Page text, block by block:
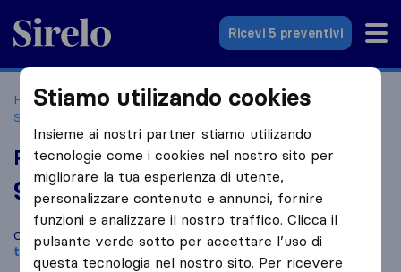
Sirelo.it
Ricevi 5 preventivi
Home Le 10 migliori aziende di traslochi in Italia
Sopra
Pesenti Trasporti & Logistica
9,0 basato su 73
recensioni di Sirelo e Google
i
Confronta Pesenti Trasporti & Logistica con altre aziende di
traslochidiOsio Sopra
Stiamo utilizando cookies
Insieme ai nostri partner stiamo utilizando
tecnologie come i cookies nel nostro sito per
migliorare la tua esperienza di utente,
personalizzare contenuto e annunci, fornire
funzioni e analizzare il nostro traffico. Clicca il
pulsante verde sotto per accettare l’uso di
questa tecnologia nel nostro sito. Per ricevere